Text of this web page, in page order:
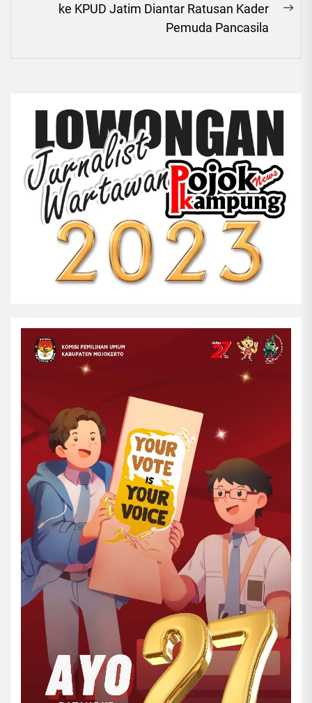
ke KPUD Jatim Diantar Ratusan Kader
Pemuda Pancasila